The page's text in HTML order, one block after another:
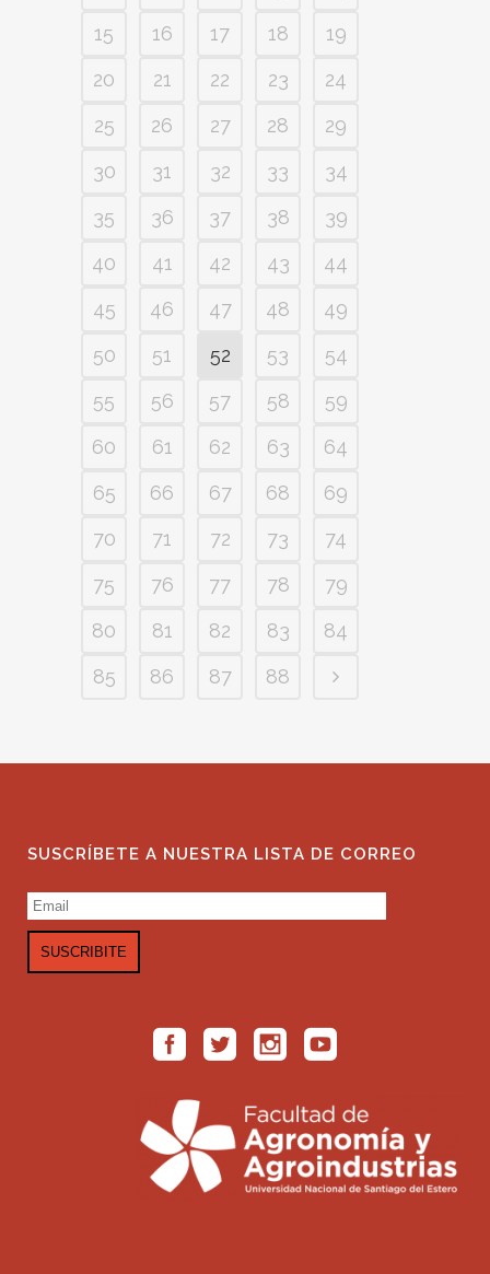
15
16 17 18
19
20
21 22 23
24
25
26 27 28
29
30
31 32 33
34
35
36 37 38
39
40
41 42 43
44
45
46 47 48
49
50
51 52 53
54
55
56 57 58
59
60
61 62 63
64
65
66 67 68
69
70
71 72 73
74
75
76 77 78
79
80
81 82 83
84
85
86 87 88
SUSCRÍBETE A NUESTRA LISTA DE CORREO